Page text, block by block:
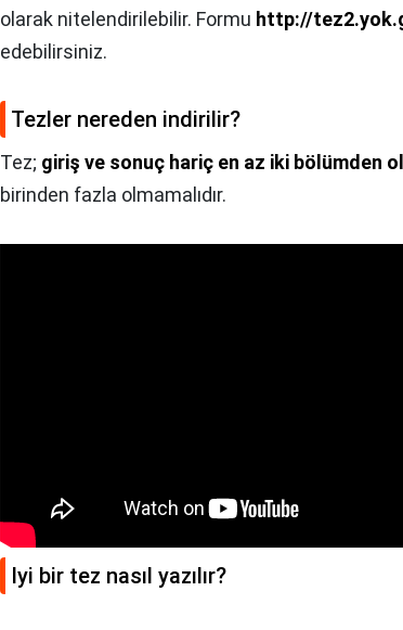
olarak nitelendirilebilir. Formu http://
edebilirsiniz.
Tezler nereden indirilir?
Tez; giriş ve sonuç hariç en az iki bölümden
birinden fazla olmamalıdır.
Iyi bir tez nasıl yazılır?